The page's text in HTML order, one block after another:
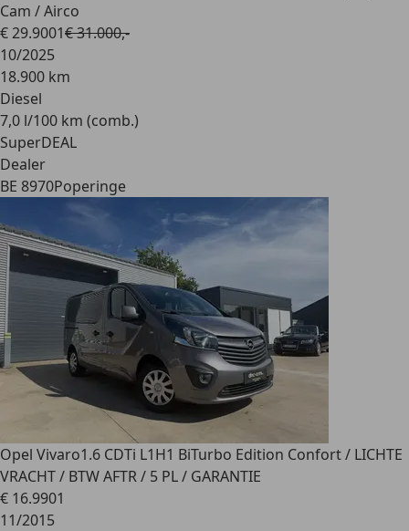
Cam / Airco
€ 29.9001€ 31.000,-
10/2025
18.900 km
Diesel
7,0 l/100 km (comb.)
SuperDEAL
Dealer
BE 8970Poperinge
Opel Vivaro1.6 CDTi L1H1 BiTurbo Edition Confort / LICHTE
VRACHT / BTW AFTR / 5 PL / GARANTIE
€ 16.9901
11/2015